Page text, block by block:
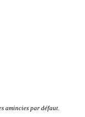
amincies par défaut.